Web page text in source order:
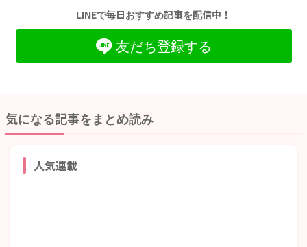
LINEで毎日おすすめ記事を配信中！
友だち登録する
気になる記事をまとめ読み
人気連載